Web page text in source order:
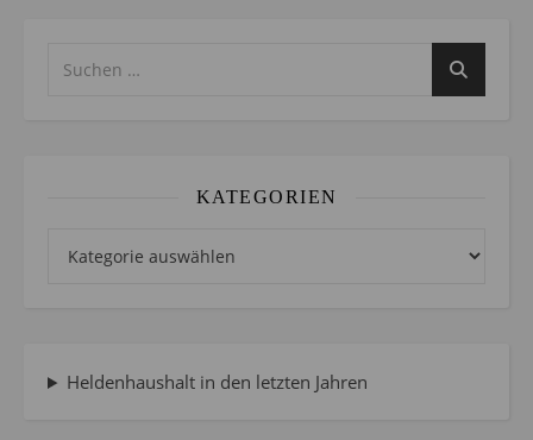
KATEGORIEN
Heldenhaushalt in den letzten Jahren